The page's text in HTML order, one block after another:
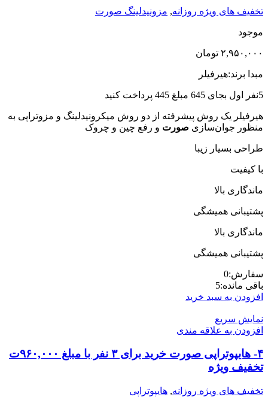
تخفیف
عدد
تخفیف های ویژه روزانه, مزونیدلینگ صورت
موجود
۲,۹۵۰,۰۰۰ تومان
مبدا برند:هیرفیلر
5نفر اول بجای 645 مبلغ 445 پرداخت کنید
هیرفیلر یک روش پیشرفته از دو روش میکرونیدلینگ و مزوتراپی به
منظور جوان‌سازی صورت و رفع چین و چروک
طراحی بسیار زیبا
با کیفیت
ماندگاری بالا
پشتیبانی همیشگی
ماندگاری بالا
پشتیبانی همیشگی
سفارش:0
باقی مانده:5
افزودن به سبد خرید
نمایش سریع
افزودن به علاقه مندی
۴- هایپوتراپی صورت خرید برای ۳ نفر با مبلغ ۹۶۰,۰۰۰ت
تخفیف ویژه
تخفیف های ویژه روزانه, هایپوتراپی